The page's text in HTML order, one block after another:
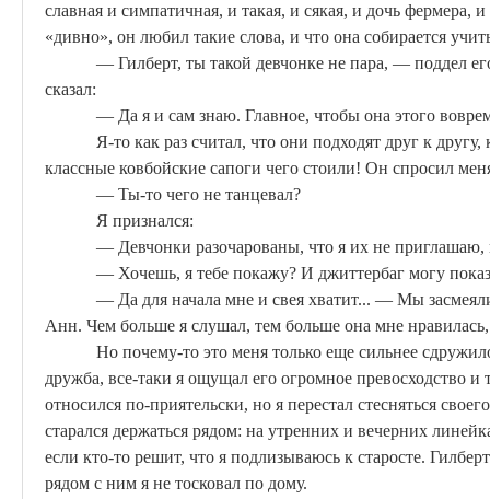
славная и симпатичная, и такая, и сякая, и дочь фермера,
«дивно», он любил такие слова, и что она собирается
— Гилберт, ты такой девчонке не пара, — поддел
сказал:
— Да я и сам знаю. Главное, чтобы она этого
Я-то как раз считал, что они подходят друг к
классные ковбойские сапоги чего стоили! Он спросил
— Ты-то чего не танцевал?
Я признался:
— Девчонки разочарованы, что я их не приглашаю,
— Хочешь, я тебе покажу? И джиттербаг могу
— Да для начала мне исвея хватит... — Мы
Анн. Чем больше я слушал, тем больше она мне
Но почему-то это меня только еще сильнее
дружба, все-таки я ощущал его огромное превосходство
относился по-приятельски, но я перестал стесняться
старался держаться рядом: на утренних и вечерних
если кто-то решит, что я подлизываюсь к старосте.
рядом с ним я не тосковал по дому.